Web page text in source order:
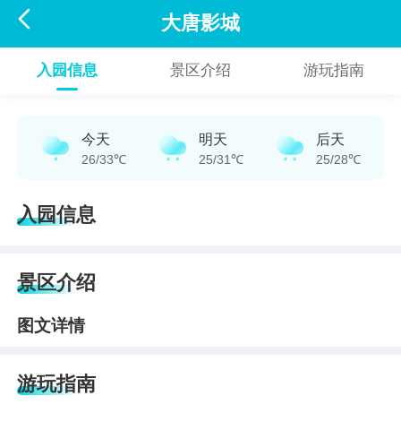
 大唐影城
入园信息 景区介绍 游玩指南
今天
26/33℃
明天
25/31℃
后天
25/28℃
入园信息
景区介绍
图文详情
游玩指南